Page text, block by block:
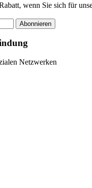
wenn Sie sich für
Abonnieren
Netzwerken